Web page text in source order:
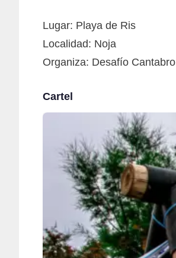
Lugar: Playa de Ris
Localidad: Noja
Organiza: Desafío Cantabro
Cartel